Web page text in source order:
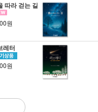
따라 걷는 길
원
레터
원